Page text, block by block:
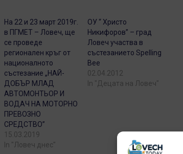
На 22 и 23 март 2019г.
в ПГМЕТ – Ловеч, ще
се проведе
регионален кръг от
националното
състезание „НАЙ-
ДОБЪР МЛАД
АВТОМОНТЬОР И
ВОДАЧ НА МОТОРНО
ПРЕВОЗНО
СРЕДСТВО”
15.03.2019
In "Ловеч днес"
ОУ “ Христо
Никифоров” – град
Ловеч участва в
състезанието Spelling
Bee
02.04.2012
In "Децата на Ловеч"